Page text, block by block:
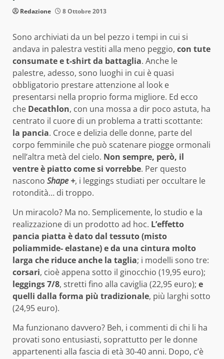
Redazione 8 Ottobre 2013
Sono archiviati da un bel pezzo i tempi in cui si
andava in palestra vestiti alla meno peggio, con tute
consumate e t-shirt da battaglia. Anche le
palestre, adesso, sono luoghi in cui è quasi
obbligatorio prestare attenzione al look e
presentarsi nella proprio forma migliore. Ed ecco
che Decathlon, con una mossa a dir poco astuta, ha
centrato il cuore di un problema a tratti scottante:
la pancia. Croce e delizia delle donne, parte del
corpo femminile che può scatenare piogge ormonali
nell’altra metà del cielo. Non sempre, però, il
ventre è piatto come si vorrebbe. Per questo
nascono Shape +, i leggings studiati per occultare le
rotondità… di troppo.
Un miracolo? Ma no. Semplicemente, lo studio e la
realizzazione di un prodotto ad hoc. L’effetto
pancia piatta è dato dal tessuto (misto
poliammide- elastane) e da una cintura molto
larga che riduce anche la taglia; i modelli sono tre:
corsari, cioè appena sotto il ginocchio (19,95 euro);
leggings 7/8, stretti fino alla caviglia (22,95 euro); e
quelli dalla forma più tradizionale, più larghi sotto
(24,95 euro).
Ma funzionano davvero? Beh, i commenti di chi li ha
provati sono entusiasti, soprattutto per le donne
appartenenti alla fascia di età 30-40 anni. Dopo, c’è